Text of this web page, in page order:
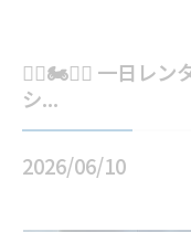
🚴‍♂️🏍️🚴‍♂️ 一日レン
シ...
2026/06/10